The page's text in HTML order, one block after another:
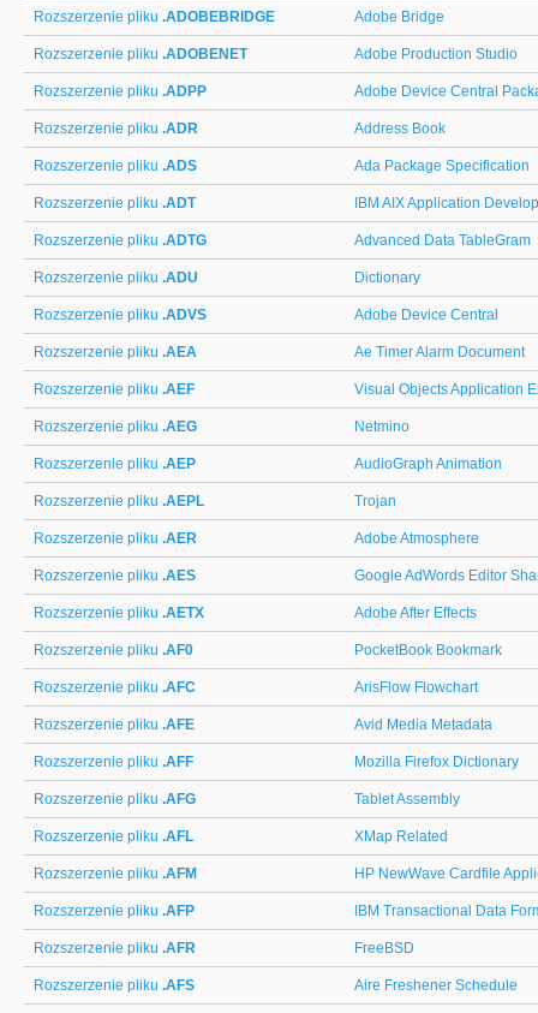
Rozszerzenie pliku .ADOBEBRIDGE Adobe Bridge
Rozszerzenie pliku .ADOBENET Adobe Production Studio
Rozszerzenie pliku .ADPP Adobe Device Central
Rozszerzenie pliku .ADR Address Book
Rozszerzenie pliku .ADS Ada Package Specification
Rozszerzenie pliku .ADT IBM AIX Application
Rozszerzenie pliku .ADTG Advanced Data TableGram
Rozszerzenie pliku .ADU Dictionary
Rozszerzenie pliku .ADVS Adobe Device Central
Rozszerzenie pliku .AEA Ae Timer Alarm Document
Rozszerzenie pliku .AEF Visual Objects Application
Rozszerzenie pliku .AEG Netmino
Rozszerzenie pliku .AEP AudioGraph Animation
Rozszerzenie pliku .AEPL Trojan
Rozszerzenie pliku .AER Adobe Atmosphere
Rozszerzenie pliku .AES Google AdWords Editor
Rozszerzenie pliku .AETX Adobe After Effects
Rozszerzenie pliku .AF0 PocketBook Bookmark
Rozszerzenie pliku .AFC ArisFlow Flowchart
Rozszerzenie pliku .AFE Avid Media Metadata
Rozszerzenie pliku .AFF Mozilla Firefox Dictionary
Rozszerzenie pliku .AFG Tablet Assembly
Rozszerzenie pliku .AFL XMap Related
Rozszerzenie pliku .AFM HP NewWave Cardfile
Rozszerzenie pliku .AFP IBM Transactional Data
Rozszerzenie pliku .AFR FreeBSD
Rozszerzenie pliku .AFS Aire Freshener Schedule